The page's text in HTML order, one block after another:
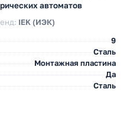
автоматов
IEK (ИЭК)
9
Сталь
Монтажная пластина
Да
Сталь